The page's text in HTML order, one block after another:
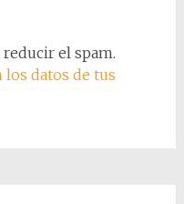
el spam.
los datos de tus